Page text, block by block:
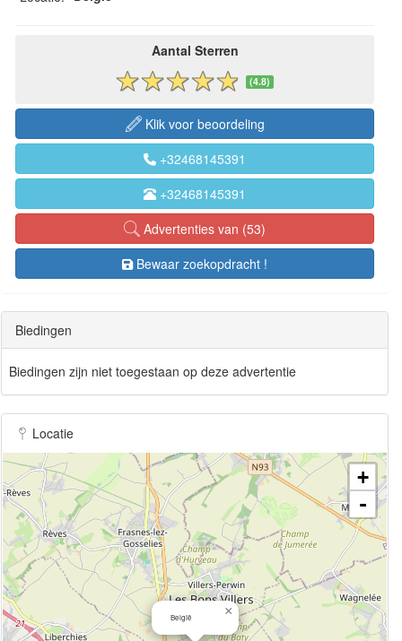
Aantal Sterren
(4.8)
Klik voor beoordeling
+32468145391
+32468145391
Advertenties van (53)
Bewaar zoekopdracht !
Biedingen
Biedingen zijn niet toegestaan op deze advertentie
Locatie
België ×
+
-